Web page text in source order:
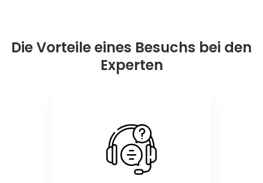
Die Vorteile eines Besuchs bei den
Experten